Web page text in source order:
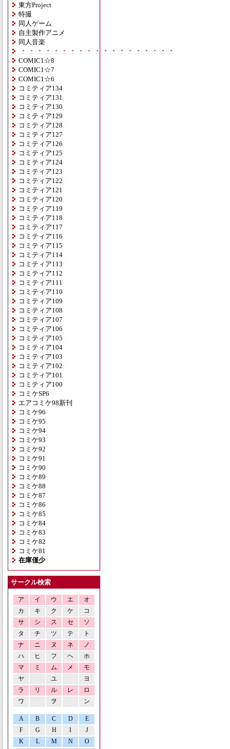
東方Project
特撮
同人ゲーム
自主製作アニメ
同人音楽
・・・・・・・・・・・・・・・・・・・
COMIC1☆8
COMIC1☆7
COMIC1☆6
コミティア134
コミティア131
コミティア130
コミティア129
コミティア128
コミティア127
コミティア126
コミティア125
コミティア124
コミティア123
コミティア122
コミティア121
コミティア120
コミティア119
コミティア118
コミティア117
コミティア116
コミティア115
コミティア114
コミティア113
コミティア112
コミティア111
コミティア110
コミティア109
コミティア108
コミティア107
コミティア106
コミティア105
コミティア104
コミティア103
コミティア102
コミティア101
コミティア100
コミケSP6
エアコミケ98新刊
コミケ96
コミケ95
コミケ94
コミケ93
コミケ92
コミケ91
コミケ90
コミケ89
コミケ88
コミケ87
コミケ86
コミケ85
コミケ84
コミケ83
コミケ82
コミケ81
在庫僅少
サークル検索
ア イ ウ エ
オ
カ
キ ク ケ
コ
サ
シ ス セ
ソ
タ
チ ツ テ
ト
ナ
ニ ヌ ネ
ノ
ハ
ヒ フ ヘ
ホ
マ
ミ ム メ
モ
ヤ
ユ
ヨ
ラ
リ ル レ
ロ
ワ
ヲ ン
A B C D
E
F
G H I
J
K
L M N O